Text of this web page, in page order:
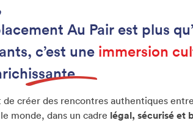
Au Pair est plus
c’est une immersion
de créer des rencontres authentiques
monde, dans un cadre légal, sécurisé et